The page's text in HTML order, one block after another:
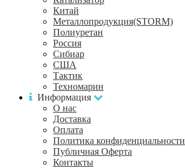
Китай
Металлопродукция(STORM)
Полиуретан
Россия
Сибиар
США
Тактик
Техномарин
Информация
О нас
Доставка
Оплата
Политика конфиденциальности
Публичная Оферта
Контакты